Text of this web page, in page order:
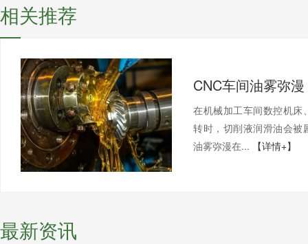
相关推荐
在机械加工车间数控机床
转时，切削液润滑油会被
油雾弥漫在...
【详情+】
最新资讯